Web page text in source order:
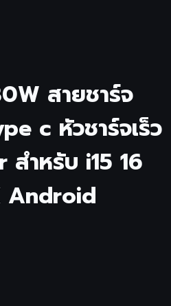
สายชาร์จ
c หัวชาร์จเร็ว
สำหรับ i15 16
Android